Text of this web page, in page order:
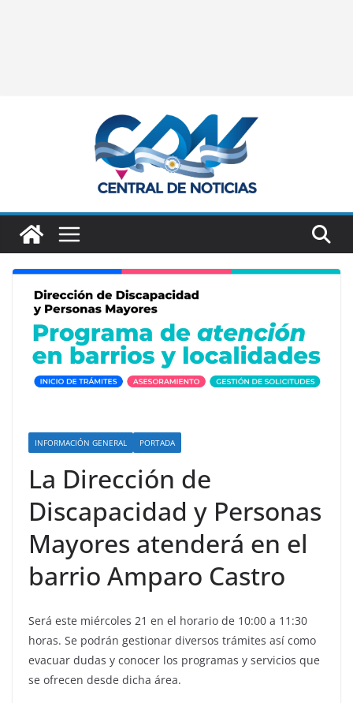
INFORMACIÓN GENERAL PORTADA
La Dirección de
Discapacidad y Personas
Mayores atenderá en el
barrio Amparo Castro
Será este miércoles 21 en el horario de 10:00 a 11:30
horas. Se podrán gestionar diversos trámites así como
evacuar dudas y conocer los programas y servicios que
se ofrecen desde dicha área.